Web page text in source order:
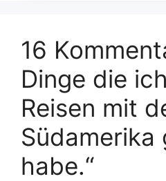
16
Dinge die
Reisen mit
Südamerika
habe.“